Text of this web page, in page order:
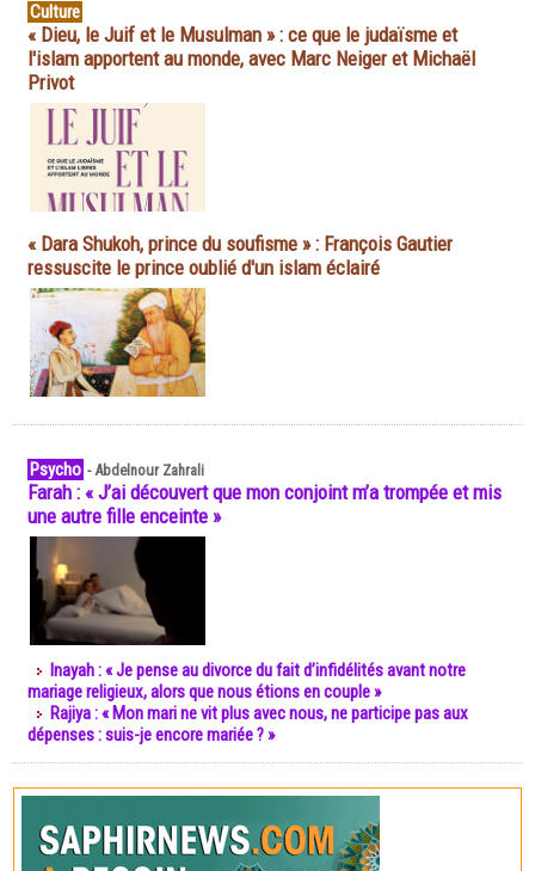
Culture
« Dieu, le Juif et le Musulman » : ce que le judaïsme et
l'islam apportent au monde, avec Marc Neiger et Michaël
Privot
« Dara Shukoh, prince du soufisme » : François Gautier
ressuscite le prince oublié d'un islam éclairé
Psycho -Abdelnour Zahrali
Farah : « J’ai découvert que mon conjoint m’a trompée et mis
une autre fille enceinte »
Inayah : « Je pense au divorce du fait d’infidélités avant notre
mariage religieux, alors que nous étions en couple »
Rajiya : « Mon mari ne vit plus avec nous, ne participe pas aux
dépenses : suis-je encore mariée ? »